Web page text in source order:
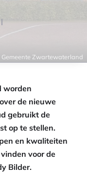
Gemeente Zwartewaterland
worden
de nieuwe
gebruikt de
op te stellen.
en kwaliteiten
voor de
Bilder.